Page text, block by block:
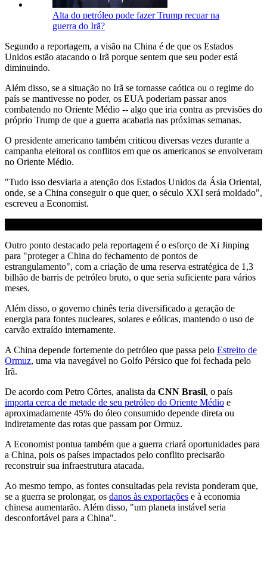
Alta do petróleo pode fazer Trump recuar na
guerra do Irã?
Segundo a reportagem, a visão na China é de que os Estados
Unidos estão atacando o Irã porque sentem que seu poder está
diminuindo.
Além disso, se a situação no Irã se tornasse caótica ou o regime do
país se mantivesse no poder, os EUA poderiam passar anos
combatendo no Oriente Médio -- algo que iria contra as previsões do
próprio Trump de que a guerra acabaria nas próximas semanas.
O presidente americano também criticou diversas vezes durante a
campanha eleitoral os conflitos em que os americanos se envolveram
no Oriente Médio.
"Tudo isso desviaria a atenção dos Estados Unidos da Ásia Oriental,
onde, se a China conseguir o que quer, o século XXI será moldado",
escreveu a Economist.
Outro ponto destacado pela reportagem é o esforço de Xi Jinping
para "proteger a China do fechamento de pontos de
estrangulamento", com a criação de uma reserva estratégica de 1,3
bilhão de barris de petróleo bruto, o que seria suficiente para vários
meses.
Além disso, o governo chinês teria diversificado a geração de
energia para fontes nucleares, solares e eólicas, mantendo o uso de
carvão extraído internamente.
A China depende fortemente do petróleo que passa pelo Estreito de
Ormuz, uma via navegável no Golfo Pérsico que foi fechada pelo
Irã.
De acordo com Petro Côrtes, analista da CNN Brasil, o país
importa cerca de metade de seu petróleo do Oriente Médio e
aproximadamente 45% do óleo consumido depende direta ou
indiretamente das rotas que passam por Ormuz.
A Economist pontua também que a guerra criará oportunidades para
a China, pois os países impactados pelo conflito precisarão
reconstruir sua infraestrutura atacada.
Ao mesmo tempo, as fontes consultadas pela revista ponderam que,
se a guerra se prolongar, os danos às exportações e à economia
chinesa aumentarão. Além disso, "um planeta instável seria
desconfortável para a China".